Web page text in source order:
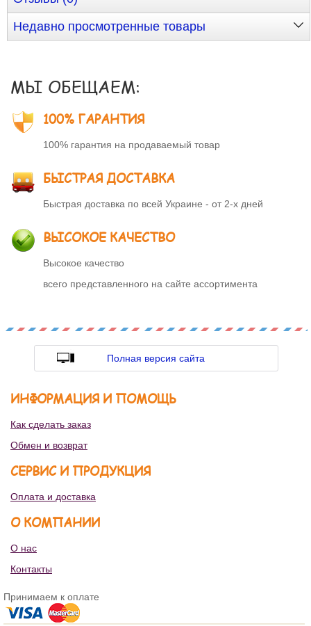
Недавно просмотренные товары
МЫ ОБЕЩАЕМ:
100% ГАРАНТИЯ
100% гарантия на продаваемый товар
БЫСТРАЯ ДОСТАВКА
Быстрая доставка по всей Украине - от 2-х дней
ВЫСОКОЕ КАЧЕСТВО
Высокое качество
всего представленного на сайте ассортимента
Полная версия сайта
ИНФОРМАЦИЯ И ПОМОЩЬ
Как сделать заказ
Обмен и возврат
СЕРВИС И ПРОДУКЦИЯ
Оплата и доставка
О КОМПАНИИ
О нас
Контакты
Принимаем к оплате